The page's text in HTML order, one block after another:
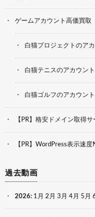
ゲームアカウント高価買取
白猫プロジェクトのア
白猫テニスのアカウン
白猫ゴルフのアカウン
【PR】格安ドメイン取得サ
【PR】WordPress表示速
過去動画
2026: 1月 2月 3月 4月 5月